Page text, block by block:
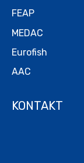
FEAP
MEDAC
Eurofish
AAC
KONTAKT